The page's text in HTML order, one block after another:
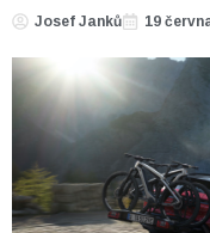
Josef Janků 19